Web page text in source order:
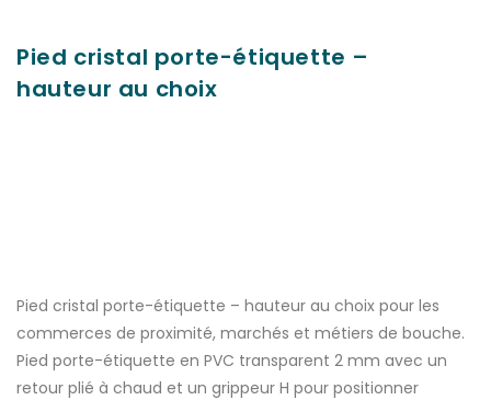
Pied cristal porte-étiquette –
hauteur au choix
Pied cristal porte-étiquette – hauteur au choix pour les
commerces de proximité, marchés et métiers de bouche.
Pied porte-étiquette en PVC transparent 2 mm avec un
retour plié à chaud et un grippeur H pour positionner